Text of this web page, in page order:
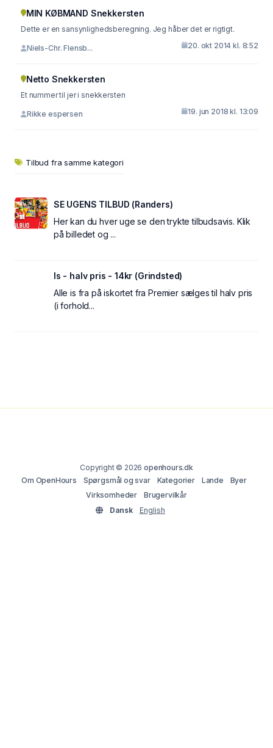
MIN KØBMAND Snekkersten
Dette er en sansynlighedsberegning. Jeg håber det er rigtigt.
Niels-Chr. Flensb... 20. okt 2014 kl. 8:52
Netto Snekkersten
Et nummer til jer i snekkersten
Rikke espersen 19. jun 2018 kl. 13:09
Tilbud fra samme kategori
SE UGENS TILBUD (Randers)
Her kan du hver uge se den trykte tilbudsavis. Klik
på billedet og ...
Is - halv pris - 14kr (Grindsted)
Alle is fra på iskortet fra Premier sælges til halv pris
(i forhold...
Copyright © 2026openhours.dk
Om OpenHours
Spørgsmål og svar Kategorier Lande
Byer
Virksomheder
Brugervilkår
Dansk
English